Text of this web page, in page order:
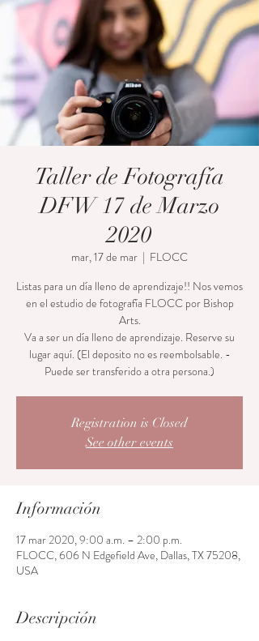
Taller de Fotografía
DFW 17 de Marzo
2020
mar, 17 de mar
  |
FLOCC
Listas para un día lleno de aprendizaje!! Nos vemos
en el estudio de fotografía FLOCC por Bishop
Arts.
Va a ser un día lleno de aprendizaje. Reserve su
lugar aquí. (El deposito no es reembolsable. -
Puede ser transferido a otra persona.)
Registration is Closed
See other events
Información
17 mar 2020, 9:00 a.m. – 2:00 p.m.
FLOCC, 606 N Edgefield Ave, Dallas, TX 75208,
USA
Descripción